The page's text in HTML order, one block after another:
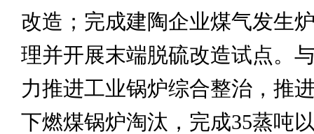
改造；完成建陶企业煤气发生
理并开展末端脱硫改造试点。
力推进工业锅炉综合整治，推
下燃煤锅炉淘汰，完成35蒸吨